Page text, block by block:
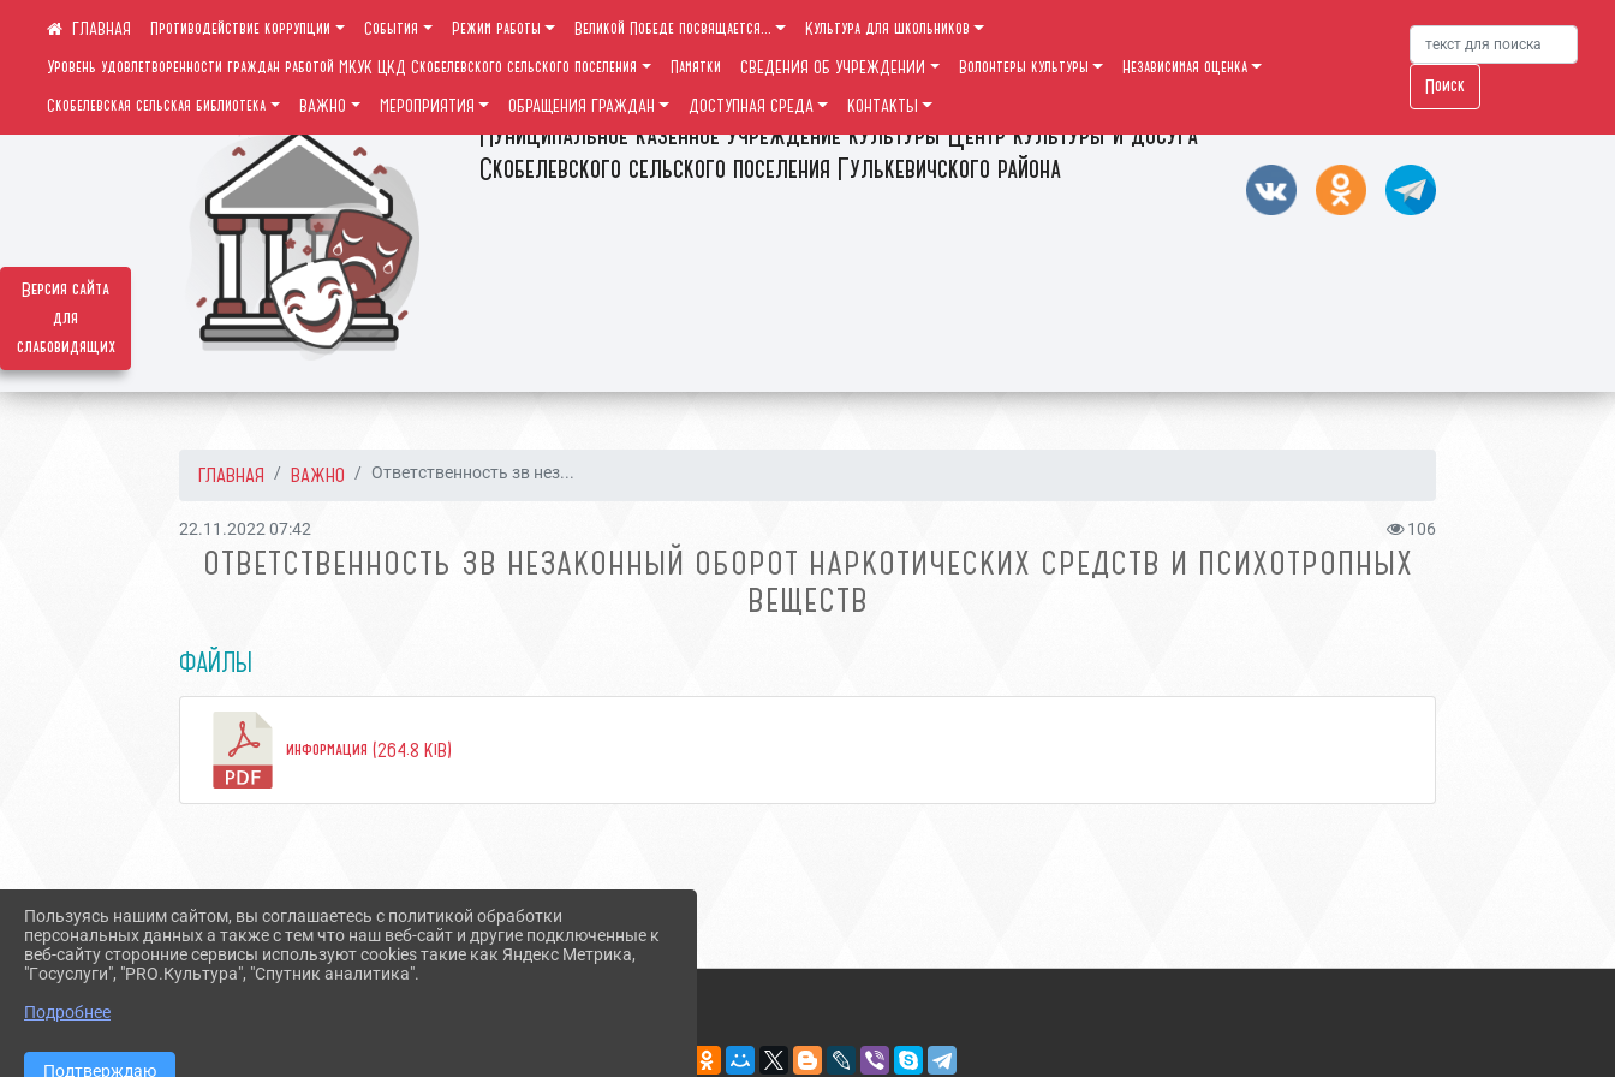
Версия сайта
для
слабовидящих
Муниципальное казенное учреждение культуры Центр культуры и досуга
Скобелевского сельского поселения Гулькевичского района
Противодействие коррупции События Режим работы Великой Победе посвящается...
Культура для школьников
Уровень удовлетворенности граждан работой МКУК ЦКД Скобелевского сельского поселения
Памятки СВЕДЕНИЯ ОБ УЧРЕЖДЕНИИ Волонтеры культуры
Независимая оценка
Скобелевская сельская библиотека
ВАЖНО МЕРОПРИЯТИЯ ОБРАЩЕНИЯ ГРАЖДАН ДОСТУПНАЯ СРЕДА КОНТАКТЫ
Поиск
ГЛАВНАЯ ВАЖНО Ответственность зв нез...
22.11.2022 07:42 106
ОТВЕТСТВЕННОСТЬ ЗВ НЕЗАКОННЫЙ ОБОРОТ НАРКОТИЧЕСКИХ СРЕДСТВ И ПСИХОТРОПНЫХ
ВЕЩЕСТВ
ФАЙЛЫ
информация (264.8 KiB)
Пользуясь нашим сайтом, вы соглашаетесь с политикой обработки
персональных данных а также с тем что наш веб-сайт и другие подключенные к
веб-сайту сторонние сервисы используют cookies такие как Яндекс Метрика,
"Госуслуги", "PRO.Культура", "Спутник аналитика".
Подробнее
Подтверждаю